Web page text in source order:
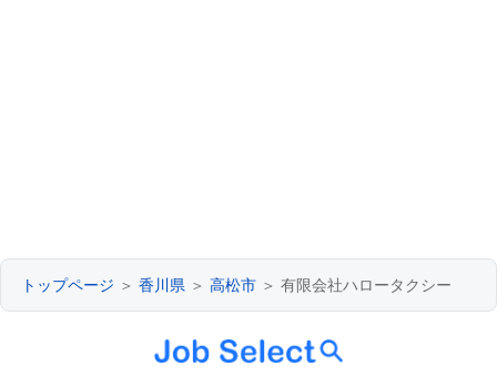
トップページ ＞ 香川県 ＞ 高松市 ＞ 有限会社ハロータクシー